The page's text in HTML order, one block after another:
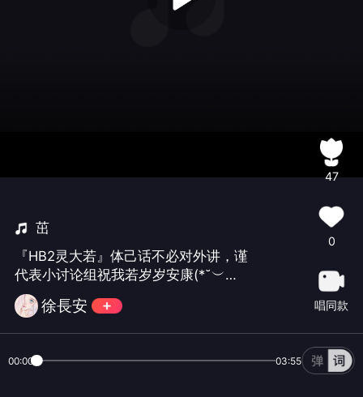
茁
『HB2灵大若』体己话不必对外讲，谨
代表小讨论组祝我若岁岁安康(*˘︶
˘*).。.:*♡ps1.我终于也能唱这种全程收
敛着的歌啦✌ ps2.我觉得立体声戴耳机
更好听，「mix宇林」觉得外放更好听😒
ps3.历史性突破咬字大关，开心 ❤ 请大
徐長安
47
0
唱同款
00:00 03:55